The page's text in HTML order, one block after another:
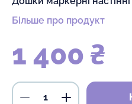
Більше про продукт
1 400 ₴